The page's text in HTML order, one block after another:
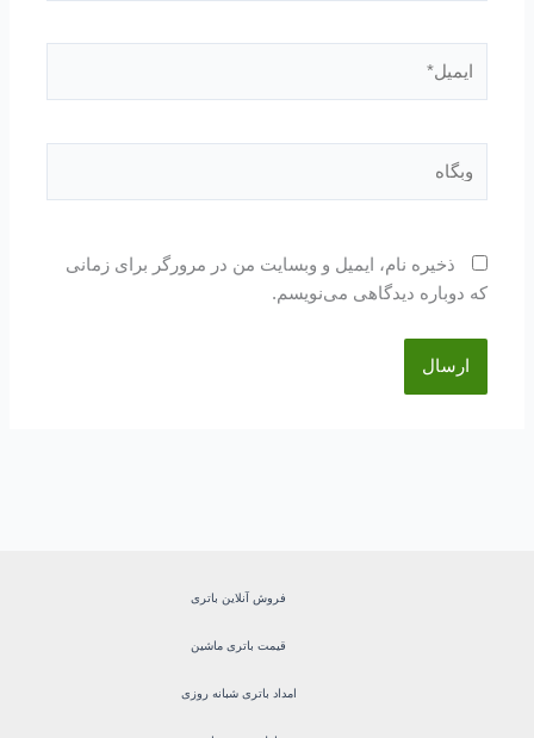
ذخیره نام، ایمیل و وبسایت من در مرورگر برای زمانی
که دوباره دیدگاهی می‌نویسم.
فروش آنلاین باتری
قیمت باتری ماشین
امداد باتری شبانه روزی